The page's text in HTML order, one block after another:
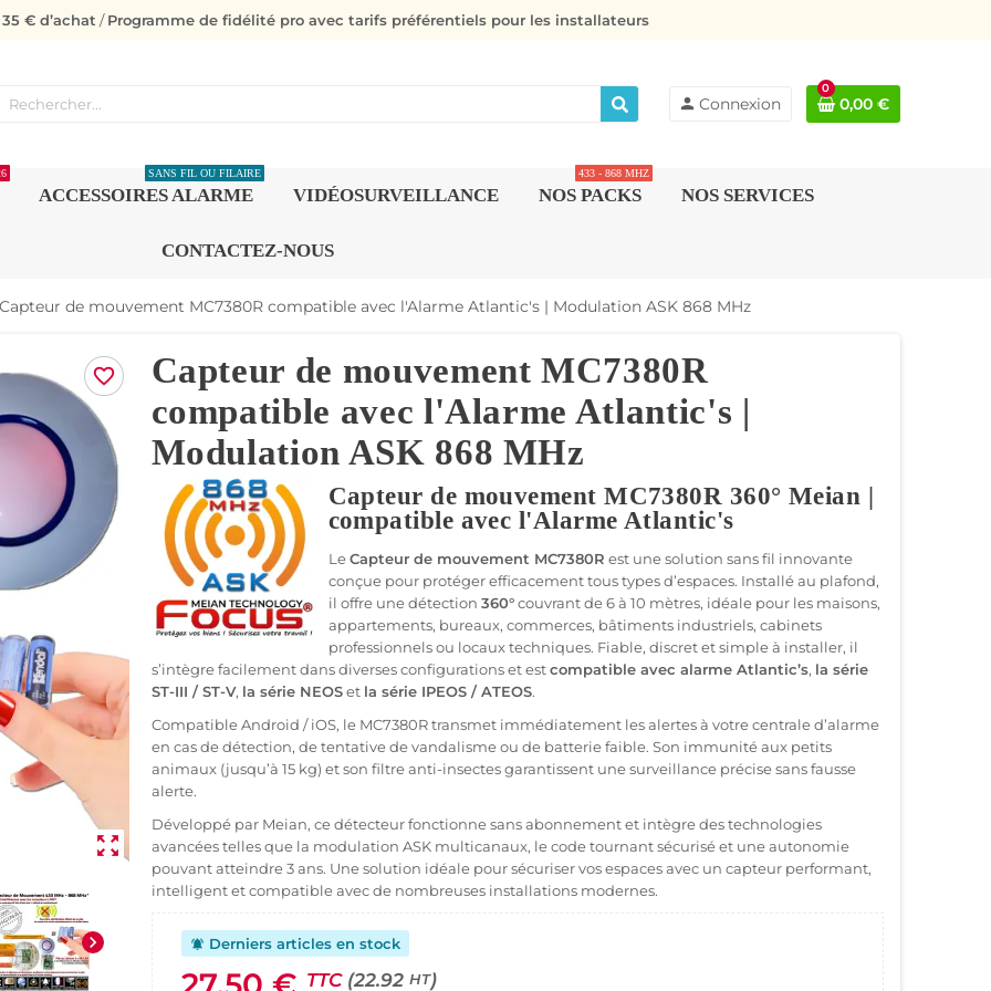
€ d’achat /Programme de fidélité pro avec tarifs préférentiels pour les installateurs
person Connexion
0
0,00 €
ACCESSOIRES ALARME
SANS FIL OU FILAIRE
VIDÉOSURVEILLANCE NOS PACKS
433 - 868 MHZ
NOS SERVICES
CONTACTEZ-NOUS
Capteur de mouvement MC7380R compatible avec l'Alarme Atlantic's | Modulation ASK 868 MHz
favorite_border
zoom_out_map
chevron_right
Capteur de mouvement MC7380R
compatible avec l'Alarme Atlantic's |
Modulation ASK 868 MHz
Capteur de mouvement MC7380R 360° Meian |
compatible avec l'Alarme Atlantic's
LeCapteur de mouvement MC7380R est une solution sans fil innovante
conçue pour protéger efficacement tous types d’espaces. Installé au plafond,
il offre une détection 360°couvrant de 6 à 10 mètres, idéale pour les maisons,
appartements, bureaux, commerces, bâtiments industriels, cabinets
professionnels ou locaux techniques. Fiable, discret et simple à installer, il
s’intègre facilement dans diverses configurations et estcompatible avec alarme Atlantic’s, la série
ST-III / ST-V, la série NEOSet la série IPEOS / ATEOS.
Compatible Android / iOS, le MC7380R transmet immédiatement les alertes à votre centrale d’alarme
en cas de détection, de tentative de vandalisme ou de batterie faible. Son immunité aux petits
animaux (jusqu’à 15 kg) et son filtre anti-insectes garantissent une surveillance précise sans fausse
alerte.
Développé par Meian, ce détecteur fonctionne sans abonnement et intègre des technologies
avancées telles que la modulation ASK multicanaux, le code tournant sécurisé et une autonomie
pouvant atteindre 3 ans. Une solution idéale pour sécuriser vos espaces avec un capteur performant,
intelligent et compatible avec de nombreuses installations modernes.
notifications_active Derniers articles en stock
TTC (22.92 HT)